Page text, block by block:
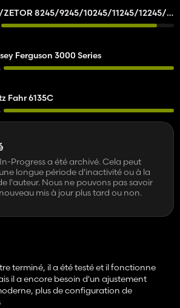
Progress a été archivé. Cela peut
longue période d'inactivité ou à la
l'auteur. Nous ne pouvons pas savoir
mis à jour plus tard ou non.
terminé, il a été testé et il fonctionne
il a encore besoin d'un ajustement
plus de configuration de
ZTS/ZETOR 8245/9245/10245/11245/12245/14245/16245
Ferguson 3000 Series
Fahr 6135C